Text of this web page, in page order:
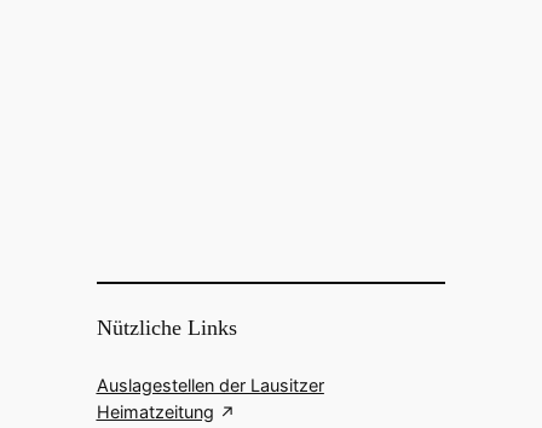
Nützliche Links
Auslagestellen der Lausitzer
Heimatzeitung